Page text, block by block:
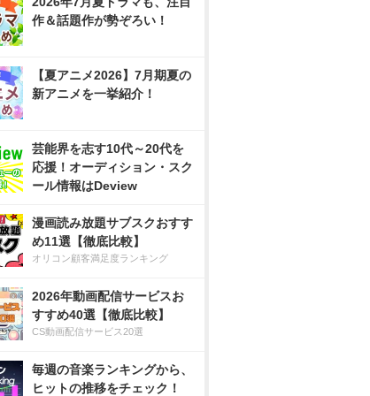
作＆話題作が勢ぞろい！
【夏アニメ2026】7月期夏の
新アニメを一挙紹介！
芸能界を志す10代～20代を
応援！オーディション・スク
ール情報はDeview
漫画読み放題サブスクおすす
め11選【徹底比較】
オリコン顧客満足度ランキング
2026年動画配信サービスお
すすめ40選【徹底比較】
CS動画配信サービス20選
毎週の音楽ランキングから、
ヒットの推移をチェック！